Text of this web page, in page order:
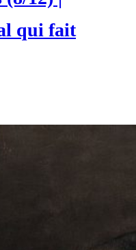
qui fait